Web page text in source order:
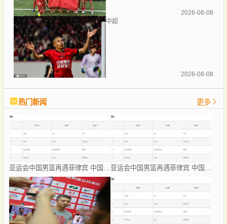
2026-08-08
中超
2026-08-08
热门新闻 更多